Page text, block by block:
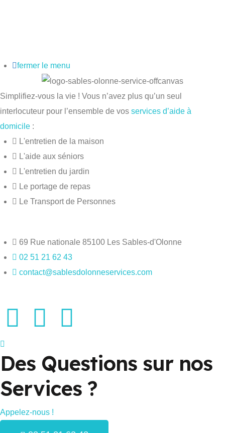
fermer le menu
Simplifiez-vous la vie ! Vous n’avez plus qu’un seul
interlocuteur pour l’ensemble de vos services d’aide à
domicile :
L'entretien de la maison
L'aide aux séniors
L'entretien du jardin
Le portage de repas
Le Transport de Personnes
69 Rue nationale 85100 Les Sables-d'Olonne
02 51 21 62 43
contact@sablesdolonneservices.com
Des Questions sur nos
Services ?
Appelez-nous !